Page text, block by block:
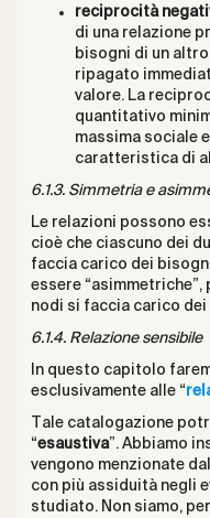
reciprocità
di una relazione
bisogni di un
ripagato
valore. La
quantitativo
massima sociale
caratteristica di
6.1.3. Simmetria e
Le relazioni possono
cioè che ciascuno dei
faccia carico dei
essere “asimmetriche”,
nodi si faccia carico
6.1.4. Relazione sensibile
In questo capitolo
esclusivamente alle “
Tale catalogazione
“esaustiva”. Abbiamo
vengono menzionate
con più assiduità negli
studiato. Non siamo,